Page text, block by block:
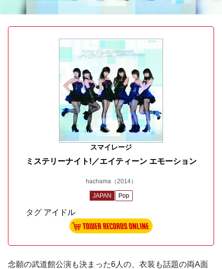
スマイレージ
ミステリーナイト!／エイティーン エモーション
hachama（2014）
JAPAN Pop
タグ アイドル
念願の武道館公演も決まった6人の、衣装も話題の両A面